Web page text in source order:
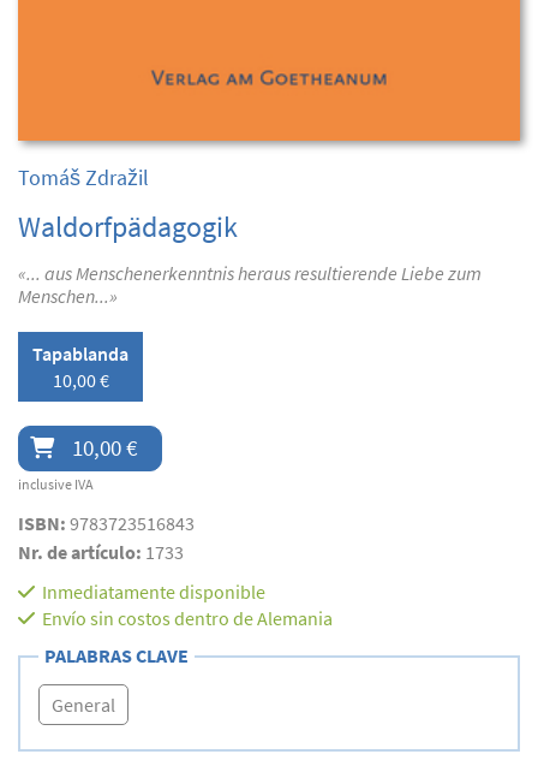
Tomáš Zdražil
Waldorfpädagogik
«... aus Menschenerkenntnis heraus resultierende Liebe zum
Menschen...»
Tapablanda
10,00 €
10,00 €
inclusive IVA
ISBN: 9783723516843
Nr. de artículo: 1733
Inmediatamente disponible
Envío sin costos dentro de Alemania
PALABRAS CLAVE
General